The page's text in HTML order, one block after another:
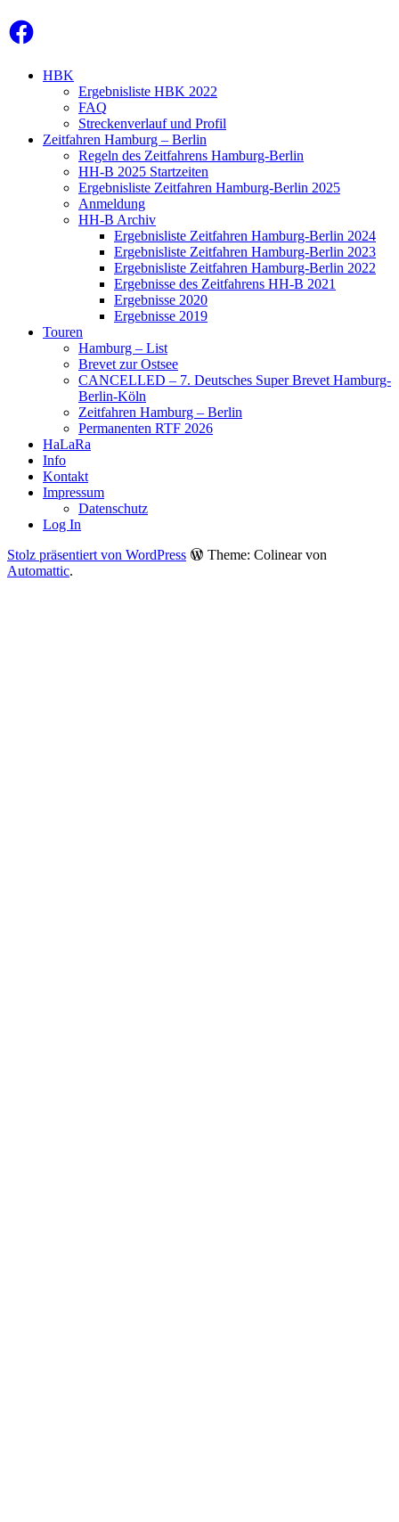
Facebook
HBK
Ergebnisliste HBK 2022
FAQ
Streckenverlauf und Profil
Zeitfahren Hamburg – Berlin
Regeln des Zeitfahrens Hamburg-Berlin
HH-B 2025 Startzeiten
Ergebnisliste Zeitfahren Hamburg-Berlin 2025
Anmeldung
HH-B Archiv
Ergebnisliste Zeitfahren Hamburg-Berlin 2024
Ergebnisliste Zeitfahren Hamburg-Berlin 2023
Ergebnisliste Zeitfahren Hamburg-Berlin 2022
Ergebnisse des Zeitfahrens HH-B 2021
Ergebnisse 2020
Ergebnisse 2019
Touren
Hamburg – List
Brevet zur Ostsee
CANCELLED – 7. Deutsches Super Brevet Hamburg-
Berlin-Köln
Zeitfahren Hamburg – Berlin
Permanenten RTF 2026
HaLaRa
Info
Kontakt
Impressum
Datenschutz
Log In
Stolz präsentiert von WordPress
Theme: Colinear von
Automattic.